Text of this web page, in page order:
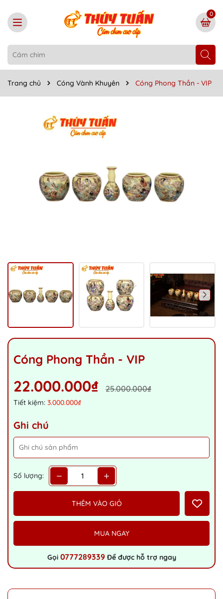
0
Trang chủ Cóng Vành Khuyên Cóng Phong Thần - VIP
Cóng Phong Thần - VIP
22.000.000₫ 25.000.000₫
Tiết kiệm: 3.000.000₫
Ghi chú
Số lượng:
THÊM VÀO GIỎ
MUA NGAY
Gọi 0777289339 Để được hỗ trợ ngay